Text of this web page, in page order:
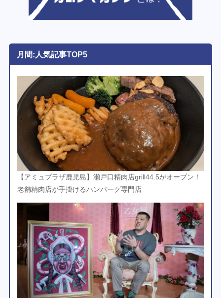
月間:人気記事TOP5
【アミュプラザ鹿児島】瀬戸口精肉店grill44.5がオープン！
老舗精肉店が手掛けるハンバーグ専門店